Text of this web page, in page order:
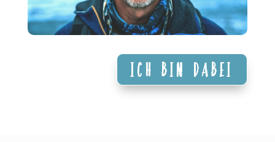
Ich bin dabei